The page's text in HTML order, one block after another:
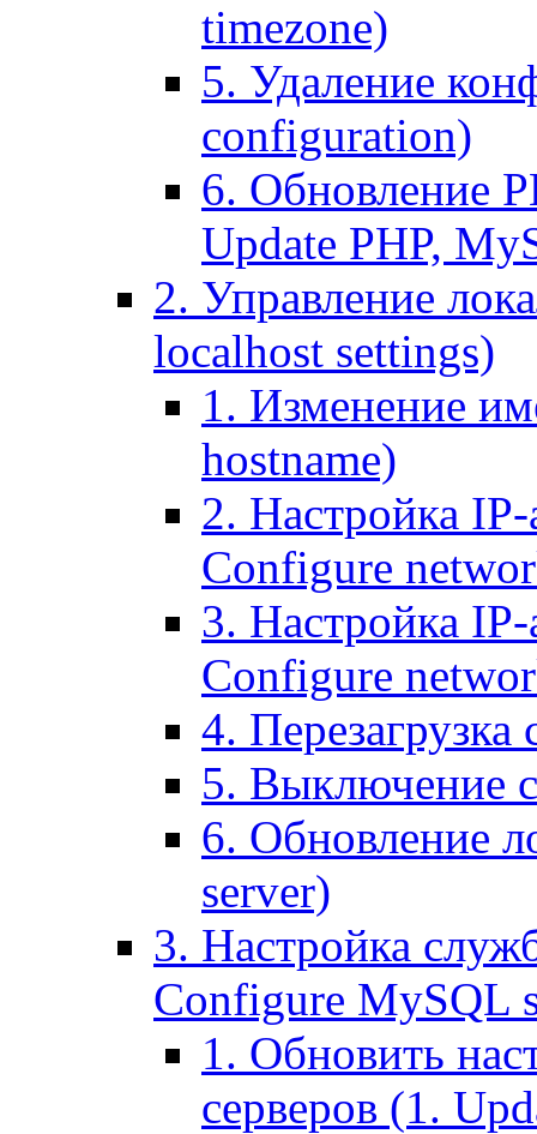
timezone)
5. Удаление
configuration)
6. Обновление
Update PHP,
2. Управление
localhost settings)
1. Изменение
hostname)
2. Настройка IP-
Configure
3. Настройка
Configure
4. Перезагрузка
5. Выключение
6. Обновление
server)
3. Настройка
Configure MySQL
1. Обновить
серверов (1.